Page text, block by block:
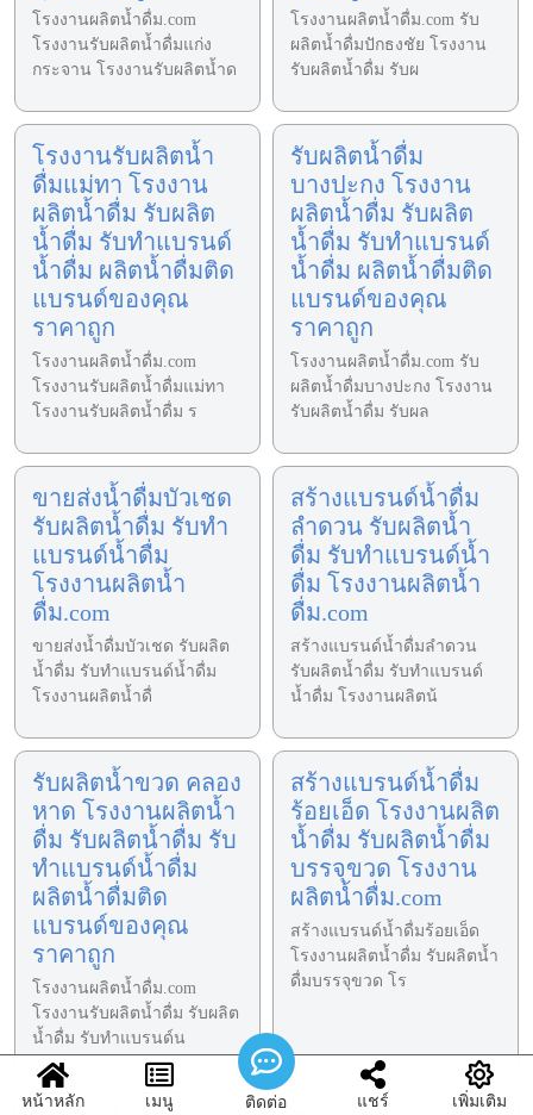
โรงงานผลิตน้ำดื่ม.com
โรงงานรับผลิตน้ำดื่มแก่ง
กระจาน โรงงานรับผลิตน้ำด
โรงงานผลิตน้ำดื่ม.com รับ
ผลิตน้ำดื่มปักธงชัย โรงงาน
รับผลิตน้ำดื่ม รับผ
โรงงานรับผลิตน้ำ
ดื่มแม่ทา โรงงาน
ผลิตน้ำดื่ม รับผลิต
น้ำดื่ม รับทำแบรนด์
น้ำดื่ม ผลิตน้ำดื่มติด
แบรนด์ของคุณ
ราคาถูก
โรงงานผลิตน้ำดื่ม.com
โรงงานรับผลิตน้ำดื่มแม่ทา
โรงงานรับผลิตน้ำดื่ม ร
รับผลิตน้ำดื่ม
บางปะกง โรงงาน
ผลิตน้ำดื่ม รับผลิต
น้ำดื่ม รับทำแบรนด์
น้ำดื่ม ผลิตน้ำดื่มติด
แบรนด์ของคุณ
ราคาถูก
โรงงานผลิตน้ำดื่ม.com รับ
ผลิตน้ำดื่มบางปะกง โรงงาน
รับผลิตน้ำดื่ม รับผล
ขายส่งน้ำดื่มบัวเชด
รับผลิตน้ำดื่ม รับทำ
แบรนด์น้ำดื่ม
โรงงานผลิตน้ำ
ดื่ม.com
ขายส่งน้ำดื่มบัวเชด รับผลิต
น้ำดื่ม รับทำแบรนด์น้ำดื่ม
โรงงานผลิตน้ำดื่
สร้างแบรนด์น้ำดื่ม
ลำดวน รับผลิตน้ำ
ดื่ม รับทำแบรนด์น้ำ
ดื่ม โรงงานผลิตน้ำ
ดื่ม.com
สร้างแบรนด์น้ำดื่มลำดวน
รับผลิตน้ำดื่ม รับทำแบรนด์
น้ำดื่ม โรงงานผลิตน้
รับผลิตน้ำขวด คลอง
หาด โรงงานผลิตน้ำ
ดื่ม รับผลิตน้ำดื่ม รับ
ทำแบรนด์น้ำดื่ม
ผลิตน้ำดื่มติด
แบรนด์ของคุณ
ราคาถูก
โรงงานผลิตน้ำดื่ม.com
โรงงานรับผลิตน้ำดื่ม รับผลิต
น้ำดื่ม รับทำแบรนด์น
สร้างแบรนด์น้ำดื่ม
ร้อยเอ็ด โรงงานผลิต
น้ำดื่ม รับผลิตน้ำดื่ม
บรรจุขวด โรงงาน
ผลิตน้ำดื่ม.com
สร้างแบรนด์น้ำดื่มร้อยเอ็ด
โรงงานผลิตน้ำดื่ม รับผลิตน้ำ
ดื่มบรรจุขวด โร
หน้าหลัก เมนู ติดต่อ แชร์ เพิ่มเติม